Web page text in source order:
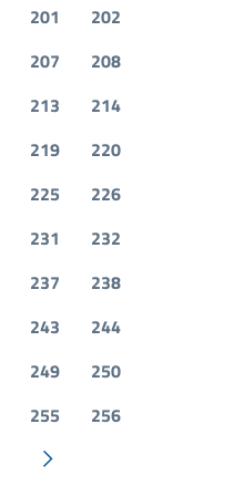
201
202
207
208
213
214
219
220
225
226
231
232
237
238
243
244
249
250
255
256
Pagina successiva